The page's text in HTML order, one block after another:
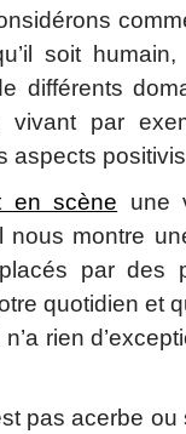
soit
différents
vivant par
aspects
en scène une
nous montre
par des
quotidien et
rien
pas acerbe